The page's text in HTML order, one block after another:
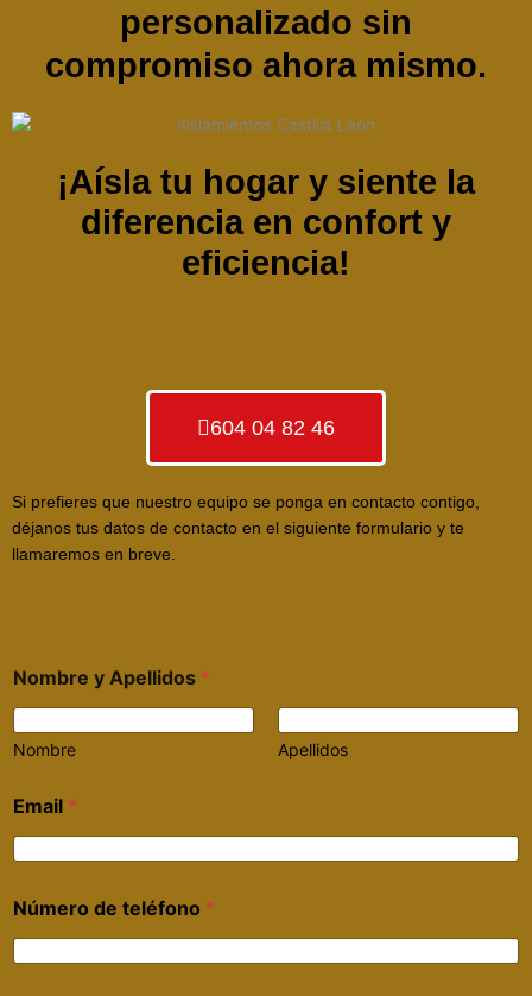
personalizado sin
compromiso ahora mismo.
¡Aísla tu hogar y siente la
diferencia en confort y
eficiencia!
604 04 82 46
Si prefieres que nuestro equipo se ponga en contacto contigo,
déjanos tus datos de contacto en el siguiente formulario y te
llamaremos en breve.
Nombre y Apellidos *
Nombre Apellidos
Email *
Número de teléfono *